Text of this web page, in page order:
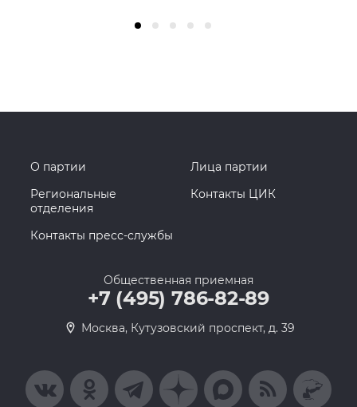
О партии
Лица партии
Региональные
отделения
Контакты ЦИК
Контакты пресс-службы
Общественная приемная
+7 (495) 786-82-89
Москва, Кутузовский проспект, д. 39